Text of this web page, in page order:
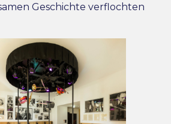
Geschichte verflochten